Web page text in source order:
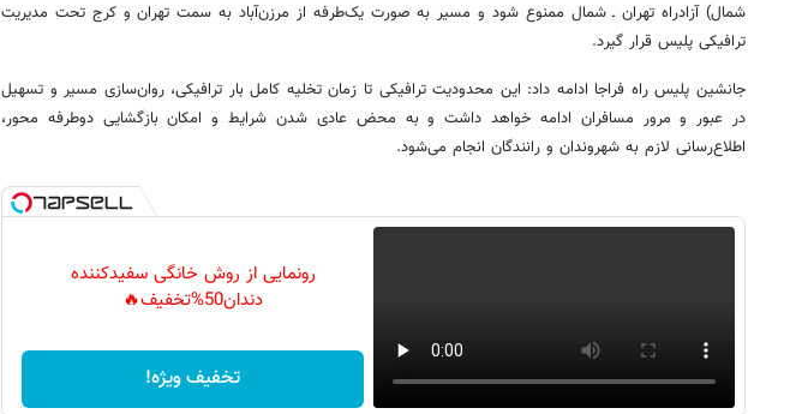
شمال) آزادراه تهران ـ شمال ممنوع شود و مسیر به صورت یک‌طرفه از مرزن‌آباد به سمت تهران و کرج تحت مدیریت
ترافیکی پلیس قرار گیرد.
جانشین پلیس راه فراجا ادامه داد: این محدودیت ترافیکی تا زمان تخلیه کامل بار ترافیکی، روان‌سازی مسیر و تسهیل
در عبور و مرور مسافران ادامه خواهد داشت و به محض عادی شدن شرایط و امکان بازگشایی دوطرفه محور،
اطلاع‌رسانی لازم به شهروندان و رانندگان انجام می‌شود.
رونمایی از روش خانگی سفیدکننده
دندان50%تخفیف🔥
تخفیف ویژه!